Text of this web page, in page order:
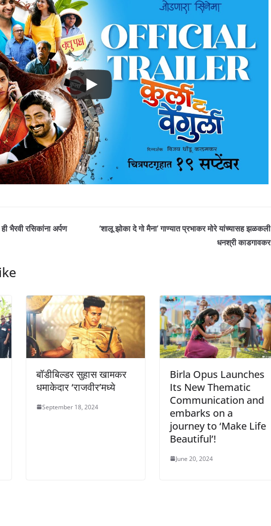
ही भैरवी रसिकांना अर्पण
‘शालू झोका दे गो मैना’ गाण्यात प्रभाकर मोरे यांच्यासह झळकली
धनश्री काडगावकर
बॉडीबिल्डर सुहास खामकर
धमाकेदार ‘राजवीर’मध्ये
September 18, 2024
Birla Opus Launches
Its New Thematic
Communication and
embarks on a
journey to ‘Make Life
Beautiful’!
June 20, 2024